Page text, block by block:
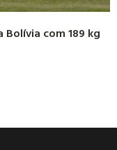
com 189 kg